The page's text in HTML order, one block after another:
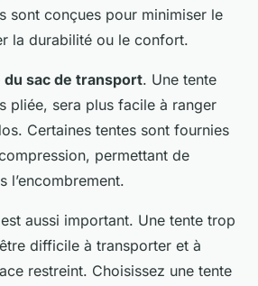
sont conçues pour minimiser le
la durabilité ou le confort.
du sac de transport. Une tente
pliée, sera plus facile à ranger
Certaines tentes sont fournies
permettant de
l’encombrement.
est aussi important. Une tente trop
difficile à transporter et à
restreint. Choisissez une tente